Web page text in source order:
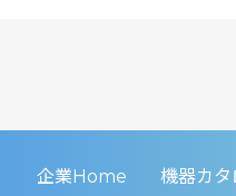
企業Home 機器カタ